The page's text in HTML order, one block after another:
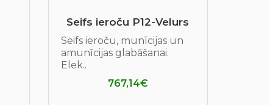
Seifs ieroču P12-Velurs
Seifs ieroču, munīcijas un
amunīcijas glabāšanai.
Elek..
767,14€